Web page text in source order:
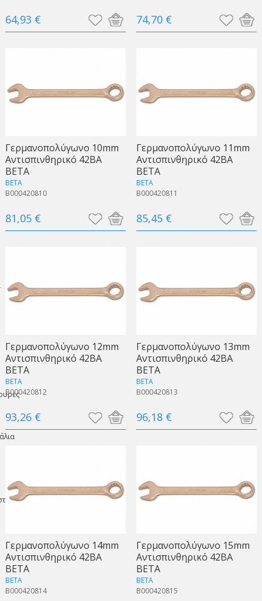
64,93 € 74,70 €
Γερμανοπολύγωνo 10mm
Αντισπινθηρικό 42BA
BETA
BETA
B000420810
81,05 €
Γερμανοπολύγωνo 11mm
Αντισπινθηρικό 42BA
BETA
BETA
B000420811
85,45 €
Γερμανοπολύγωνo 12mm
Αντισπινθηρικό 42BA
BETA
BETA
B000420812
93,26 €
Γερμανοπολύγωνo 13mm
Αντισπινθηρικό 42BA
BETA
BETA
B000420813
96,18 €
Γερμανοπολύγωνo 14mm
Αντισπινθηρικό 42BA
BETA
BETA
B000420814
Γερμανοπολύγωνo 15mm
Αντισπινθηρικό 42BA
BETA
BETA
B000420815